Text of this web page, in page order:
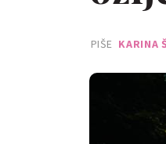
PIŠE KARINA